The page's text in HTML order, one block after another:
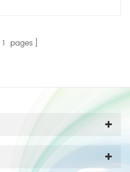
d'impression.
1 pages